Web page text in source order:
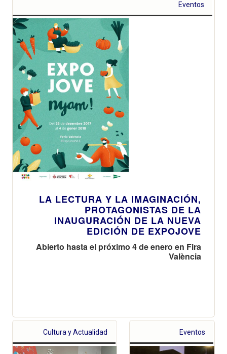
Eventos
LA LECTURA Y LA IMAGINACIÓN,
PROTAGONISTAS DE LA
INAUGURACIÓN DE LA NUEVA
EDICIÓN DE EXPOJOVE
Abierto hasta el próximo 4 de enero en Fira
València
Cultura y Actualidad Eventos